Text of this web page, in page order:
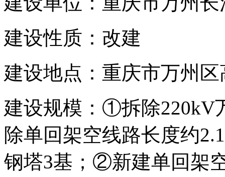
建设性质：改建
建设地点：重庆市万州区
建设规模：①拆除220kV
除单回架空线路长度约
钢塔3基；②新建单回架